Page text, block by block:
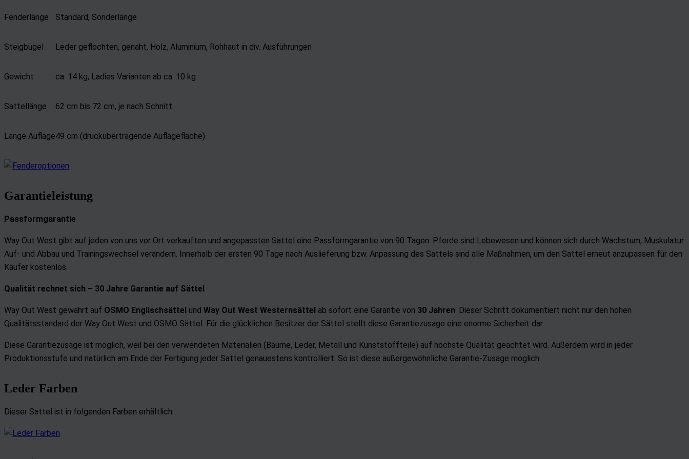
Fenderlänge Standard, Sonderlänge
Steigbügel Leder geflochten, genäht, Holz, Aluminium, Rohhaut in div. Ausführungen
Gewicht ca. 14 kg, Ladies Varianten ab ca. 10 kg
Sattellänge 62 cm bis 72 cm, je nach Schnitt
Länge Auflage49 cm (druckübertragende Auflagefläche)
Garantieleistung
Passformgarantie
Way Out West gibt auf jeden von uns vor Ort verkauften und angepassten Sattel eine Passformgarantie von 90 Tagen. Pferde sind Lebewesen und können sich durch Wachstum, Muskulatur
Auf- und Abbau und Trainingswechsel verändern. Innerhalb der ersten 90 Tage nach Auslieferung bzw. Anpassung des Sattels sind alle Maßnahmen, um den Sattel erneut anzupassen für den
Käufer kostenlos.
Qualität rechnet sich – 30 Jahre Garantie auf Sättel
Way Out West gewährt auf OSMO Englischsättel und Way Out West Westernsättel ab sofort eine Garantie von 30 Jahren. Dieser Schritt dokumentiert nicht nur den hohen
Qualitätsstandard der Way Out West und OSMO Sättel. Für die glücklichen Besitzer der Sättel stellt diese Garantiezusage eine enorme Sicherheit dar.
Diese Garantiezusage ist möglich, weil bei den verwendeten Materialien (Bäume, Leder, Metall und Kunststoffteile) auf höchste Qualität geachtet wird. Außerdem wird in jeder
Produktionsstufe und natürlich am Ende der Fertigung jeder Sattel genauestens kontrolliert. So ist diese außergewöhnliche Garantie-Zusage möglich.
Leder Farben
Dieser Sattel ist in folgenden Farben erhältlich:
Endgeräteeigenschaften zur Identifikation aktiv abfragen